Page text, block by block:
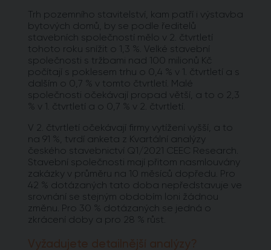
Trh pozemního stavitelství, kam patří i výstavba
bytových domů, by se podle ředitelů
stavebních společností mělo v 2. čtvrtletí
tohoto roku snížit o 1,3 %. Velké stavební
společnosti s tržbami nad 100 milionů Kč
počítají s poklesem trhu o 0,4 % v 1. čtvrtletí a s
dalším o 0,7 % v tomto čtvrtletí. Malé
společnosti očekávají propad větší, a to o 2,3
% v 1. čtvrtletí a o 0,7 % v 2. čtvrtletí.
V 2. čtvrtletí očekávají firmy vytížení vyšší, a to
na 91 %, tvrdí anketa z Kvartální analýzy
českého stavebnictví Q1/2021 CEEC Research.
Stavební společnosti mají přitom nasmlouvány
zakázky v průměru na 10 měsíců dopředu. Pro
42 % dotázaných tato doba nepředstavuje ve
srovnání se stejným obdobím loni žádnou
změnu. Pro 30 % dotázaných se jedná o
zkrácení doby a pro 28 % růst.
Vyžadujete detailnější analýzy?